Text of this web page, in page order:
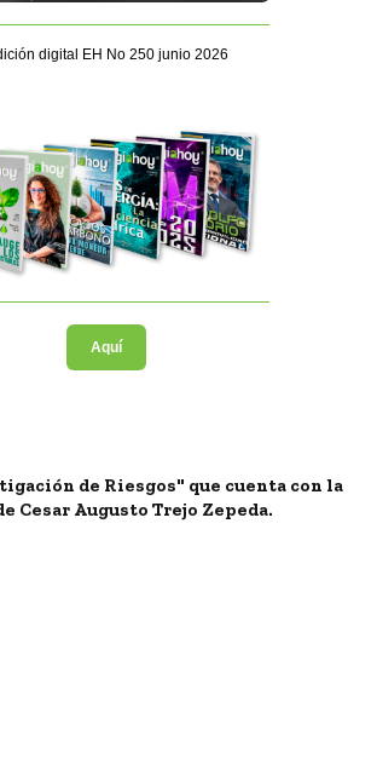
digital EH No 250 junio 2026
Aquí
de Riesgos" que cuenta con la
Cesar Augusto Trejo Zepeda.